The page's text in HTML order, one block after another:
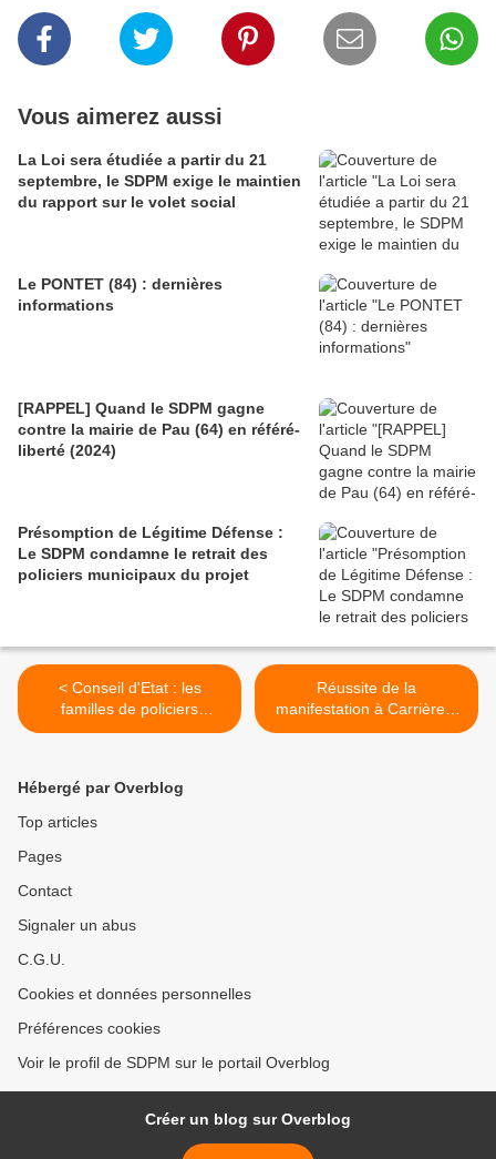
Vous aimerez aussi
La Loi sera étudiée a partir du 21
septembre, le SDPM exige le maintien
du rapport sur le volet social
Le PONTET (84) : dernières
informations
[RAPPEL] Quand le SDPM gagne
contre la mairie de Pau (64) en référé-
liberté (2024)
Présomption de Légitime Défense :
Le SDPM condamne le retrait des
policiers municipaux du projet
< Conseil d'Etat : les
familles de policiers
municipaux bénéficieront de
la fonction
Réussite de la
manifestation à Carrières-
Sous-Poissy >
Hébergé par Overblog
Top articles
Pages
Contact
Signaler un abus
C.G.U.
Cookies et données personnelles
Préférences cookies
Voir le profil de SDPM sur le portail Overblog
Créer un blog sur Overblog